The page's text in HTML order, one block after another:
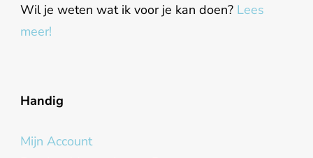
Wil je weten wat ik voor je kan doen? Lees
meer!
Handig
Mijn Account